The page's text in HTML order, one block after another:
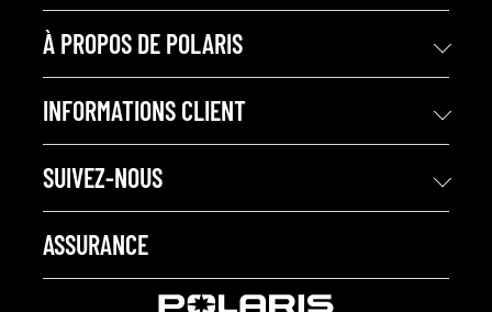
À PROPOS DE POLARIS
INFORMATIONS CLIENT
SUIVEZ-NOUS
ASSURANCE